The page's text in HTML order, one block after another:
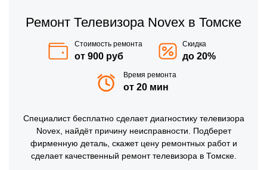
Ремонт Телевизора Novex в Томске
Стоимость ремонта
от 900 руб
Скидка
до 20%
Время ремонта
от 20 мин
Специалист бесплатно сделает диагностику телевизора
Novex, найдёт причину неисправности. Подберет
фирменную деталь, скажет цену ремонтных работ и
сделает качественный ремонт телевизора в Томске.